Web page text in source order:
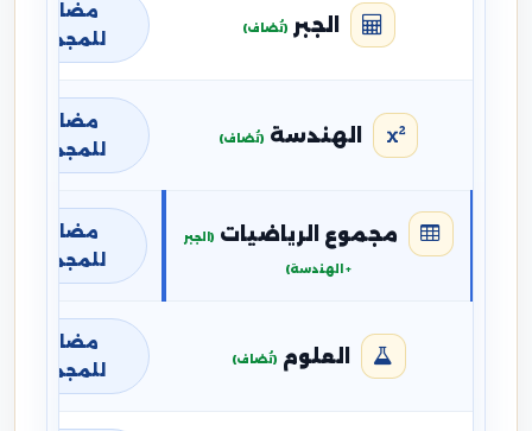
الجبر (تُضاف)
مضافة
للمجموع
الهندسة (تُضاف)
مضافة
للمجموع
مجموع الرياضيات (الجبر
+ الهندسة)
مضافة
للمجموع
العلوم (تُضاف)
مضافة
للمجموع